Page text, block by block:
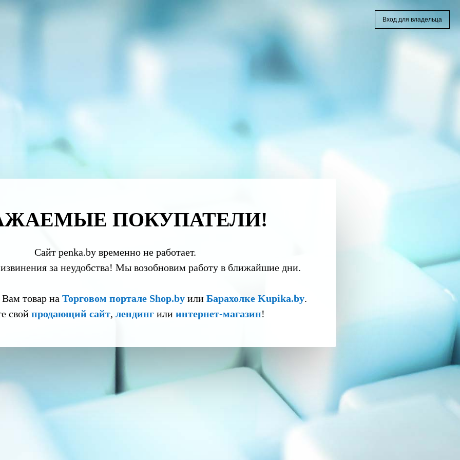
ПОКУПАТЕЛИ!
Сайт penka.by временно не работает.
за неудобства! Мы возобновим работу в ближайшие дни.
товар на Торговом портале Shop.byили Барахолке Kupika.by.
свой продающий сайт, лендингили интернет-магазин!
Вход для владельца